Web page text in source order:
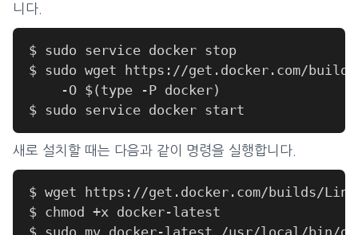
니다.
새로 설치할 때는 다음과 같이 명령을 실행합니다.